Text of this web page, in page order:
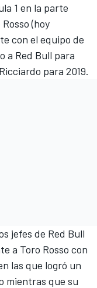
1 en la parte
(hoy
con el equipo de
a Red Bull para
para 2019.
jefes de Red Bull
a Toro Rosso con
las que logró un
mientras que su